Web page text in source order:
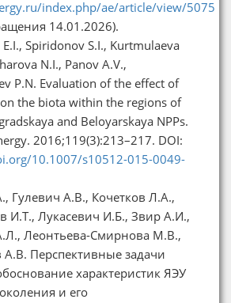
index.php/ae/article/view/5075
14.01.2026).
Spiridonov S.I., Kurtmulaeva
N.I., Panov A.V.,
P.N. Evaluation of the effect of
the biota within the regions of
and Beloyarskaya NPPs.
2016;119(3):213–217. DOI:
10.1007/s10512-015-0049-
Гулевич А.В., Кочетков Л.А.,
И.Т., Лукасевич И.Б., Звир А.И.,
Леонтьева-Смирнова М.В.,
Перспективные задачи
характеристик ЯЭУ
и его